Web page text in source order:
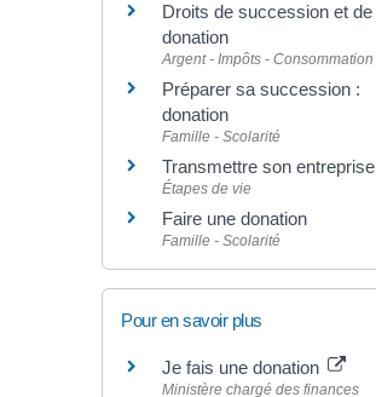
Droits de succession et de
donation
Argent - Impôts - Consommation
Préparer sa succession :
donation
Famille - Scolarité
Transmettre son entreprise
Étapes de vie
Faire une donation
Famille - Scolarité
Pour en savoir plus
Je fais une donation
Ministère chargé des finances